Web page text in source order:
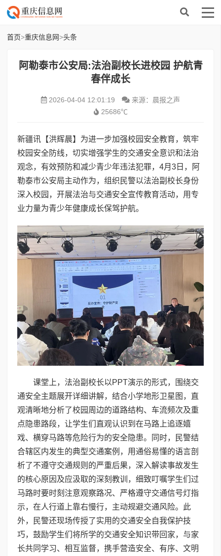
首页>重庆信息网>头条
阿勒泰市公安局:法治副校长进校园 护航青
春伴成长
2026-04-04 12:01:19
来源：晨报之声
25686℃
新疆讯【洪辉晨】 为进一步加强校园安全教育，筑牢
校园安全防线，切实增强学生的交通安全意识和法治
观念，有效预防和减少青少年违法犯罪，4月3日，阿
勒泰市公安局主动作为，组织民警以法治副校长身份
深入校园，开展法治与交通安全宣传教育活动，用专
业力量为青少年健康成长保驾护航。
课堂上，法治副校长以PPT演示的形式，围绕交
通安全主题展开详细讲解，结合小学地形卫星图，直
观清晰地分析了校园周边的道路结构、车流频次及重
点隐患路段，让学生们直观认识到在马路上追逐嬉
戏、横穿马路等危险行为的安全隐患。同时，民警结
合辖区内发生的典型交通案例，用通俗易懂的语言剖
析了不遵守交通规则的严重后果，深入解读事故发生
的核心原因及应汲取的深刻教训，细致叮嘱学生们过
马路时要时刻注意观察路况、严格遵守交通信号灯指
示，在人行道上靠右慢行，主动规避交通风险。此
外，民警还现场传授了实用的交通安全自我保护技
巧，鼓励学生们将所学的交通安全知识带回家，与家
长共同学习、相互监督，携手营造安全、有序、文明